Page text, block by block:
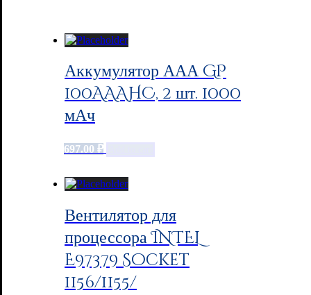
Аккумулятор ААА GP
100AAAHC, 2 шт. 1000
мАч
697.00 ₽
Вентилятор для
процессора INTEL
E97379 Socket
1156/1155/